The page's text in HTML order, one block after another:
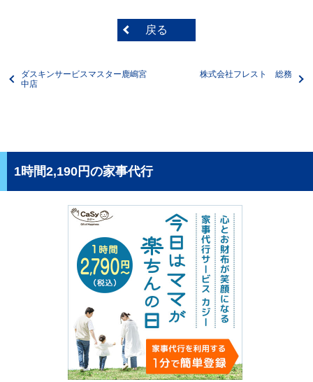
戻る
ダスキンサービスマスター鹿嶋宮
中店
株式会社フレスト 総務
1時間2,190円の家事代行